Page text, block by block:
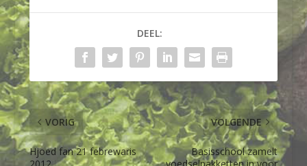
DEEL:
VORIG
Hjoed fan 21 febrewaris
VOLGENDE
Basisschool zamelt